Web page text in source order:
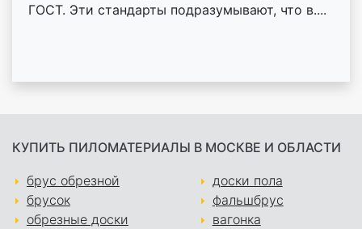
ГОСТ. Эти стандарты подразумывают, что в....
КУПИТЬ ПИЛОМАТЕРИАЛЫ В МОСКВЕ И ОБЛАСТИ
брус обрезной
брусок
обрезные доски
доски пола
фальшбрус
вагонка